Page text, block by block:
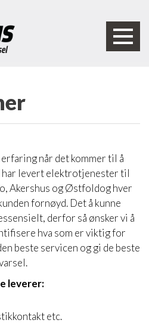
når det kommer til å
levert elektrotjenester til
Akershus og Østfoldog hver
fornøyd. Det å kunne
derfor så ønsker vi å
hva som er viktig for
beste servicen og gi de beste
leverer:
etc.